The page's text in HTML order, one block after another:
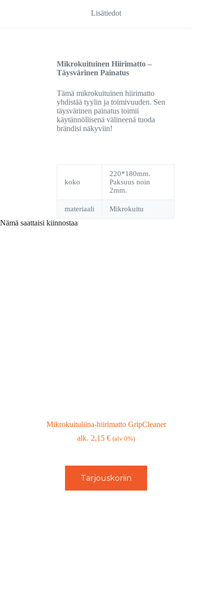
Lisätiedot
Mikrokuituinen Hiirimatto –
Täysvärinen Painatus
Tämä mikrokuituinen hiirimatto
yhdistää tyylin ja toimivuuden. Sen
täysvärinen painatus toimii
käytännöllisenä välineenä tuoda
brändisi näkyviin!
koko
220*180mm.
Paksuus noin
2mm.
materiaali Mikrokuitu
Nämä saattaisi kiinnostaa
Mikrokuituliina-hiirimatto GripCleaner
2,15€ (alv 0%)
Tarjouskoriin